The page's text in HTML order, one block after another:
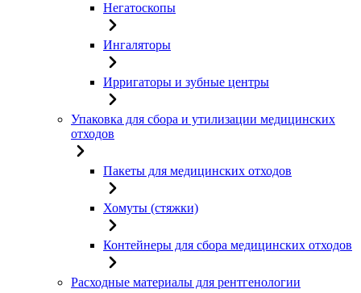
Негатоскопы
Ингаляторы
Ирригаторы и зубные центры
Упаковка для сбора и утилизации медицинских
отходов
Пакеты для медицинских отходов
Хомуты (стяжки)
Контейнеры для сбора медицинских отходов
Расходные материалы для рентгенологии